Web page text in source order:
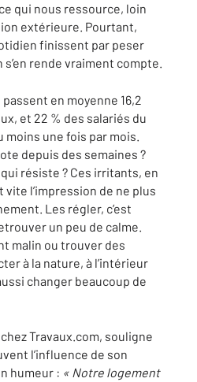
qui nous ressource, loin
extérieure. Pourtant,
finissent par peser
s’en rende vraiment compte.
en moyenne 16,2
et 22 % des salariés du
une fois par mois.
depuis des semaines ?
résiste ? Ces irritants, en
vite l’impression de ne plus
Les régler, c’est
un peu de calme.
malin ou trouver des
à la nature, à l’intérieur
changer beaucoup de
Travaux.com, souligne
l’influence de son
humeur : « Notre logement